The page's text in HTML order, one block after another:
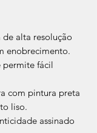
alta resolução
enobrecimento.
permite fácil
com pintura preta
liso.
assinado